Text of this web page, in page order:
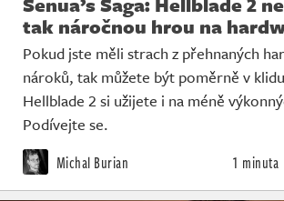
tak náročnou hrou na
Pokud jste měli strach z přehnaných
nároků, tak můžete být poměrně v
Hellblade 2 si užijete i na méně
Podívejte se.
Michal Burian 1 minuta